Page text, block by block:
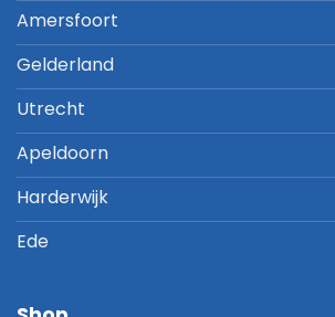
Amersfoort
Gelderland
Utrecht
Apeldoorn
Harderwijk
Ede